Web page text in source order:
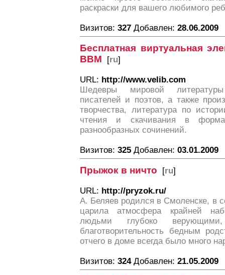
раскраски для вашего любимого
Визитов: 327 Добавлен: 28.06.2009
Бесплатная виртуальная
ВВМ [ru]
URL: http://www.velib.com
Шедевры мировой
писателей и поэтов, а также
творчества, литература по
чтения и скачивания в
разнообразных сочинений.
Визитов: 325 Добавлен: 03.01.2009
Прыжок в ничто [ru]
URL: http://pryzok.ru/
А. Беляев родился в Смоленске, в
царила атмосфера крайней
людьми глубоко
благотворительность бедным
отчего в доме всегда было много
Визитов: 324Добавлен: 21.05.2009